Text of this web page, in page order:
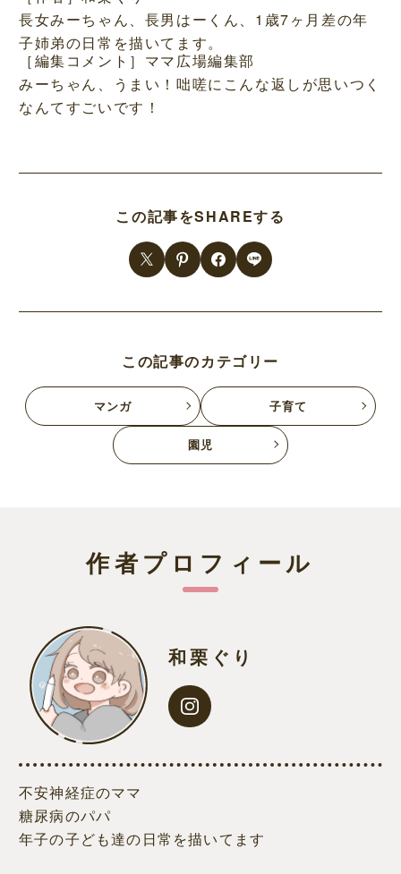
長女みーちゃん、長男はーくん、1歳7ヶ月差の年
子姉弟の日常を描いてます。
［編集コメント］ママ広場編集部
みーちゃん、うまい！咄嗟にこんな返しが思いつく
なんてすごいです！
この記事をSHAREする
この記事のカテゴリー
マンガ 子育て
園児
作者プロフィール
和栗ぐり
不安神経症のママ
糖尿病のパパ
年子の子ども達の日常を描いてます